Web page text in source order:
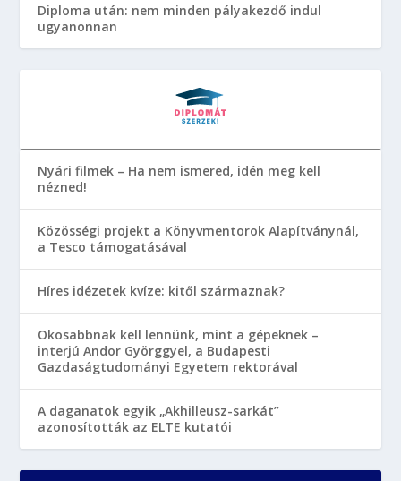
Diploma után: nem minden pályakezdő indul
ugyanonnan
Nyári filmek – Ha nem ismered, idén meg kell
nézned!
Közösségi projekt a Könyvmentorok Alapítványnál,
a Tesco támogatásával
Híres idézetek kvíze: kitől származnak?
Okosabbnak kell lennünk, mint a gépeknek –
interjú Andor Györggyel, a Budapesti
Gazdaságtudományi Egyetem rektorával
A daganatok egyik „Akhilleusz-sarkát”
azonosították az ELTE kutatói